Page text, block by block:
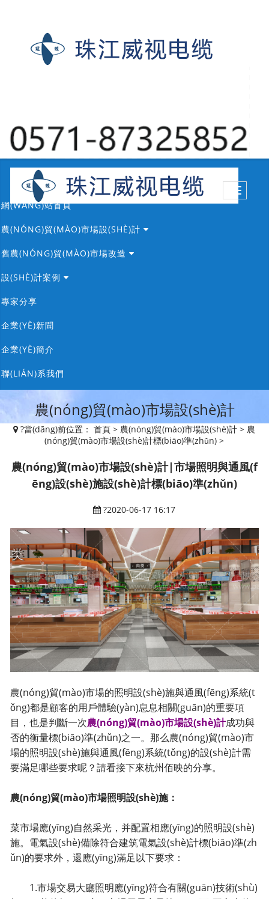
o
g
網(WǍNG)站首頁
農(NÓNG)貿(MÀO)市場設(SHÈ)計
舊農(NÓNG)貿(MÀO)市場改造
設(SHÈ)計案例
專家分享
企業(YÈ)新聞
企業(YÈ)簡介
聯(LIÁN)系我們
農(nóng)貿(mào)市場設(shè)計
?當(dāng)前位置：首頁 > 農(nóng)貿(mào)市場設(shè)計 > 農
(nóng)貿(mào)市場設(shè)計標(biāo)準(zhǔn) >
農(nóng)貿(mào)市場設(shè)計|市場照明與通風(f
ēng)設(shè)施設(shè)計標(biāo)準(zhǔn)
?2020-06-17 16:17
農(nóng)貿(mào)市場的照明設(shè)施與通風(fēng)系統(t
ǒng)都是顧客的用戶體驗(yàn)息息相關(guān)的重要項
目，也是判斷一次農(nóng)貿(mào)市場設(shè)計成功與
否的衡量標(biāo)準(zhǔn)之一。那么農(nóng)貿(mào)市
場的照明設(shè)施與通風(fēng)系統(tǒng)的設(shè)計需
要滿足哪些要求呢？請看接下來杭州佰映的分享。
農(nóng)貿(mào)市場照明設(shè)施：
菜市場應(yīng)自然采光，并配置相應(yīng)的照明設(shè)
施。電氣設(shè)備除符合建筑電氣設(shè)計標(biāo)準(zh
ǔn)的要求外，還應(yīng)滿足以下要求：
1.市場交易大廳照明應(yīng)符合有關(guān)技術(shù)